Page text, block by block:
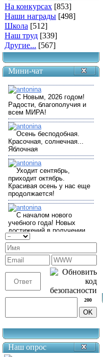
На конкурсах [853]
Наши награды [498]
Школа [512]
Наш труд [339]
Другие... [567]
Мини-чат
200
Наш опрос